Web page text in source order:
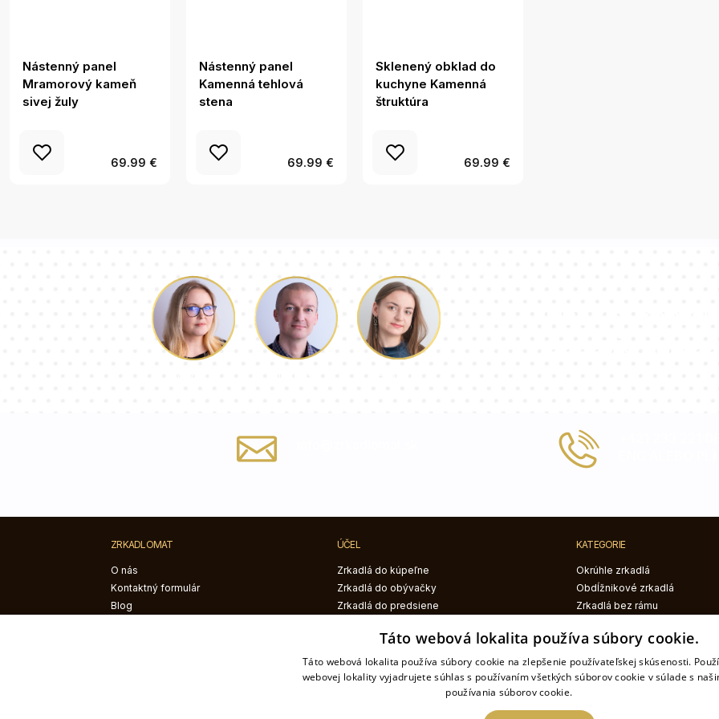
Nástenný panel
Mramorový kameň
sivej žuly
69.99 €
Nástenný panel
Kamenná tehlová
stena
69.99 €
Sklenený obklad do
kuchyne Kamenná
štruktúra
69.99 €
ZRKADLOMAT
O nás
Kontaktný formulár
Blog
ÚČEL
Zrkadlá do kúpeľne
Zrkadlá do obývačky
Zrkadlá do predsiene
KATEGORIE
Okrúhle zrkadlá
Obdĺžnikové zrkadlá
Zrkadlá bez rámu
Zrkadlá s bielym rámom
Zrkadlá s LED osvetlením
Dekoračné zrkadlá
Táto webová lokalita používa súbory cookie.
Táto webová lokalita používa súbory cookie na zlepšenie používateľskej skúsenosti.
webovej lokality vyjadrujete súhlas s používaním všetkých súborov cookie v súlade s
používania súborov cookie.